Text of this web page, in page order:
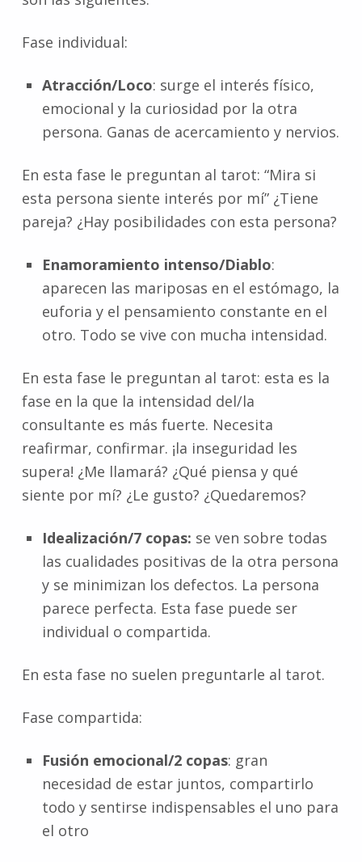
Fase individual:
Atracción/Loco: surge el interés físico,
emocional y la curiosidad por la otra
persona. Ganas de acercamiento y nervios.
En esta fase le preguntan al tarot: “Mira si
esta persona siente interés por mí” ¿Tiene
pareja? ¿Hay posibilidades con esta persona?
Enamoramiento intenso/Diablo:
aparecen las mariposas en el estómago, la
euforia y el pensamiento constante en el
otro. Todo se vive con mucha intensidad.
En esta fase le preguntan al tarot: esta es la
fase en la que la intensidad del/la
consultante es más fuerte. Necesita
reafirmar, confirmar. ¡la inseguridad les
supera! ¿Me llamará? ¿Qué piensa y qué
siente por mí? ¿Le gusto? ¿Quedaremos?
Idealización/7 copas: se ven sobre todas
las cualidades positivas de la otra persona
y se minimizan los defectos. La persona
parece perfecta. Esta fase puede ser
individual o compartida.
En esta fase no suelen preguntarle al tarot.
Fase compartida:
Fusión emocional/2 copas: gran
necesidad de estar juntos, compartirlo
todo y sentirse indispensables el uno para
el otro